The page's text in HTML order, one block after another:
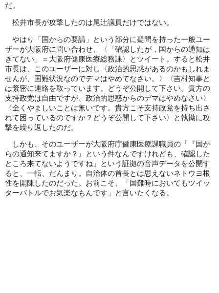
だ。
松井市長が攻撃したのは尾辻議員だけではない。
やはり「国からの要請」という部分に疑問を持った一般ユー
ザーが大阪府に問い合わせ、〈「確認したが，国からの通知は
きてない」＝大阪府健康医療総務課〉とツイート。すると松井
市長は、このユーザーに対し〈政治的思惑があるのかもしれま
せんが、国難状況なのでデマはやめてなさい。〉〈吉村知事と
は緊密に連絡を取っています。どうぞ公開して下さい。貴方の
支持政党は自由ですが、政治的思惑からのデマはやめなさい〉
〈全くやましいことは無いです。貴方こそ支持政党を持ち出さ
れて困っているのですか？どうぞ公開して下さい〉と執拗に攻
撃を繰り返したのだ。
しかも、そのユーザーが大阪府庁健康医療課職員の「『国か
らの通知来てますか？』という件なんですけれども、確認した
ところ来てないようですね」という証拠の音声データを公開す
ると、一転、だんまり。自治体の首長とは思えないネトウヨ根
性を開陳したのだった。お前こそ、「国難時においてもツイッ
ターバトルでお気楽なもんです」と言いたくなる。